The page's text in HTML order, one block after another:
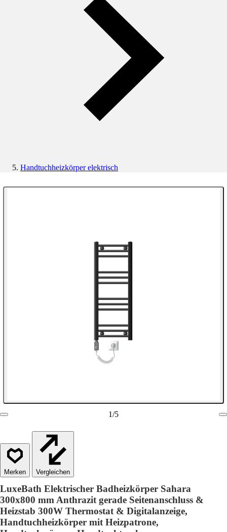
Handtuchheizkörper elektrisch
1/5
Vergleichen
LuxeBath Elektrischer Badheizkörper Sahara
300x800 mm Anthrazit gerade Seitenanschluss &
Heizstab 300W Thermostat & Digitalanzeige,
Handtuchheizkörper mit Heizpatrone,